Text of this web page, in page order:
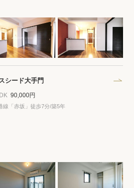
してもらう
modern classについて
会社概要
シード大手門
90,000円
線「赤坂」徒歩7分/築5年